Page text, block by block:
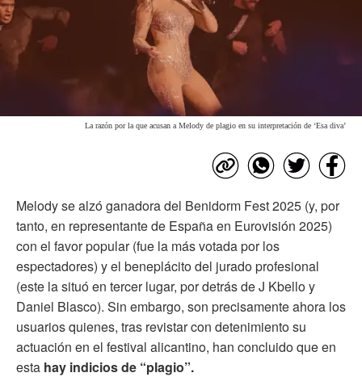
La razón por la que acusan a Melody de plagio en su interpretación de ‘Esa diva’
Melody se alzó ganadora del Benidorm Fest 2025 (y, por
tanto, en representante de España en Eurovisión 2025)
con el favor popular (fue la más votada por los
espectadores) y el beneplácito del jurado profesional
(este la situó en tercer lugar, por detrás de J Kbello y
Daniel Blasco). Sin embargo, son precisamente ahora los
usuarios quienes, tras revistar con detenimiento su
actuación en el festival alicantino, han concluido que en
esta hay indicios de “plagio”.